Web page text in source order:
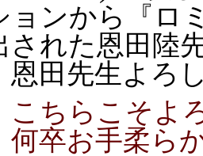
ョンから『ロ
された恩田陸
田先生よろ
ちらこそよ
卒お手柔ら